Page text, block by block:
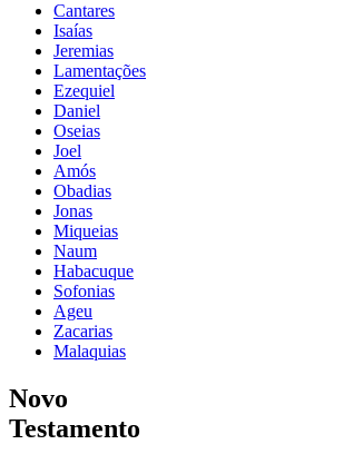
Cantares
Isaías
Jeremias
Lamentações
Ezequiel
Daniel
Oseias
Joel
Amós
Obadias
Jonas
Miqueias
Naum
Habacuque
Sofonias
Ageu
Zacarias
Malaquias
Novo
Testamento